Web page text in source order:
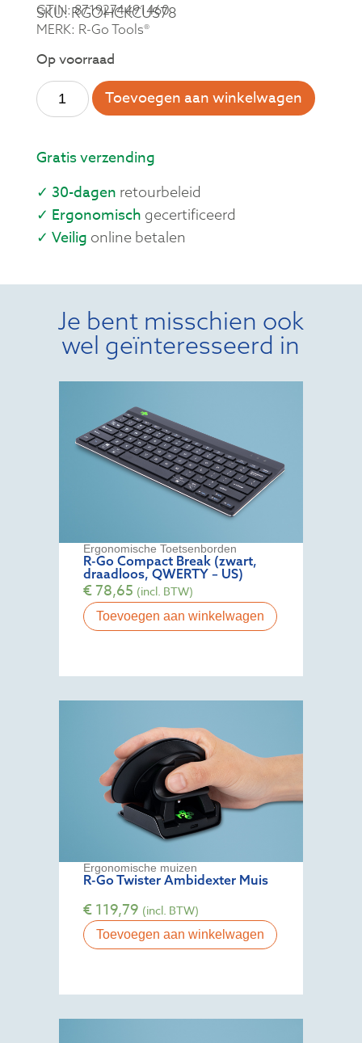
SKU: RGOHCKCUS78
GTIN: 8719274491460
MERK: R-Go Tools®
Op voorraad
Toevoegen aan winkelwagen
Gratis verzending
✓ 30-dagen retourbeleid
✓ Ergonomisch gecertificeerd
✓ Veilig online betalen
Je bent misschien ook
wel geïnteresseerd in
Ergonomische Toetsenborden
R-Go Compact Break (zwart,
draadloos, QWERTY – US)
€78,65 (incl. BTW)
Toevoegen aan winkelwagen
Ergonomische muizen
R-Go Twister Ambidexter Muis
€119,79 (incl. BTW)
Toevoegen aan winkelwagen